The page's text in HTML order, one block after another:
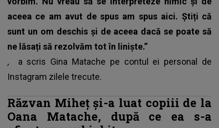
aceea ce am avut de spus am spus aici. Știți că
sunt un om deschis și de aceea dacă se poate să
ne lăsați să rezolvăm tot în liniște.”
, a scris Gina Matache pe contul ei personal de
Instagram zilele trecute.
Răzvan Miheț și-a luat copiii de la
Oana Matache, după ce ea s-a